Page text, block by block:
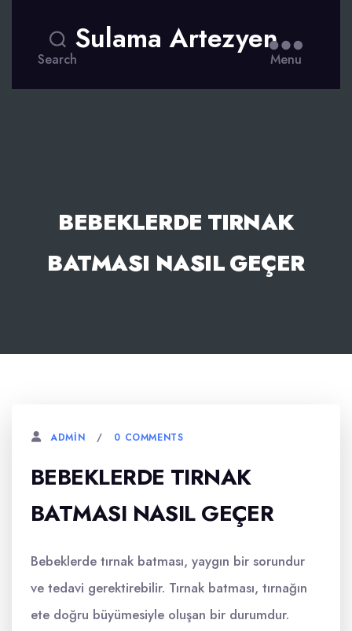
Search
Sulama Artezyen
Menu
BEBEKLERDE TIRNAK
BATMASI NASIL GEÇER
ADMIN 0 COMMENTS
BEBEKLERDE TIRNAK
BATMASI NASIL GEÇER
Bebeklerde tırnak batması, yaygın bir sorundur
ve tedavi gerektirebilir. Tırnak batması, tırnağın
ete doğru büyümesiyle oluşan bir durumdur.